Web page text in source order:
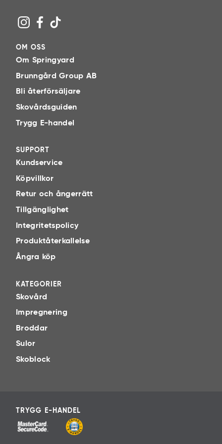
OM OSS
Om Springyard
Brunngård Group AB
Bli återförsäljare
Skovårdsguiden
Trygg E-handel
SUPPORT
Kundservice
Köpvillkor
Retur och ångerrätt
Tillgänglighet
Integritetspolicy
Produktåterkallelse
Ångra köp
KATEGORIER
Skovård
Impregnering
Broddar
Sulor
Skoblock
TRYGG E-HANDEL